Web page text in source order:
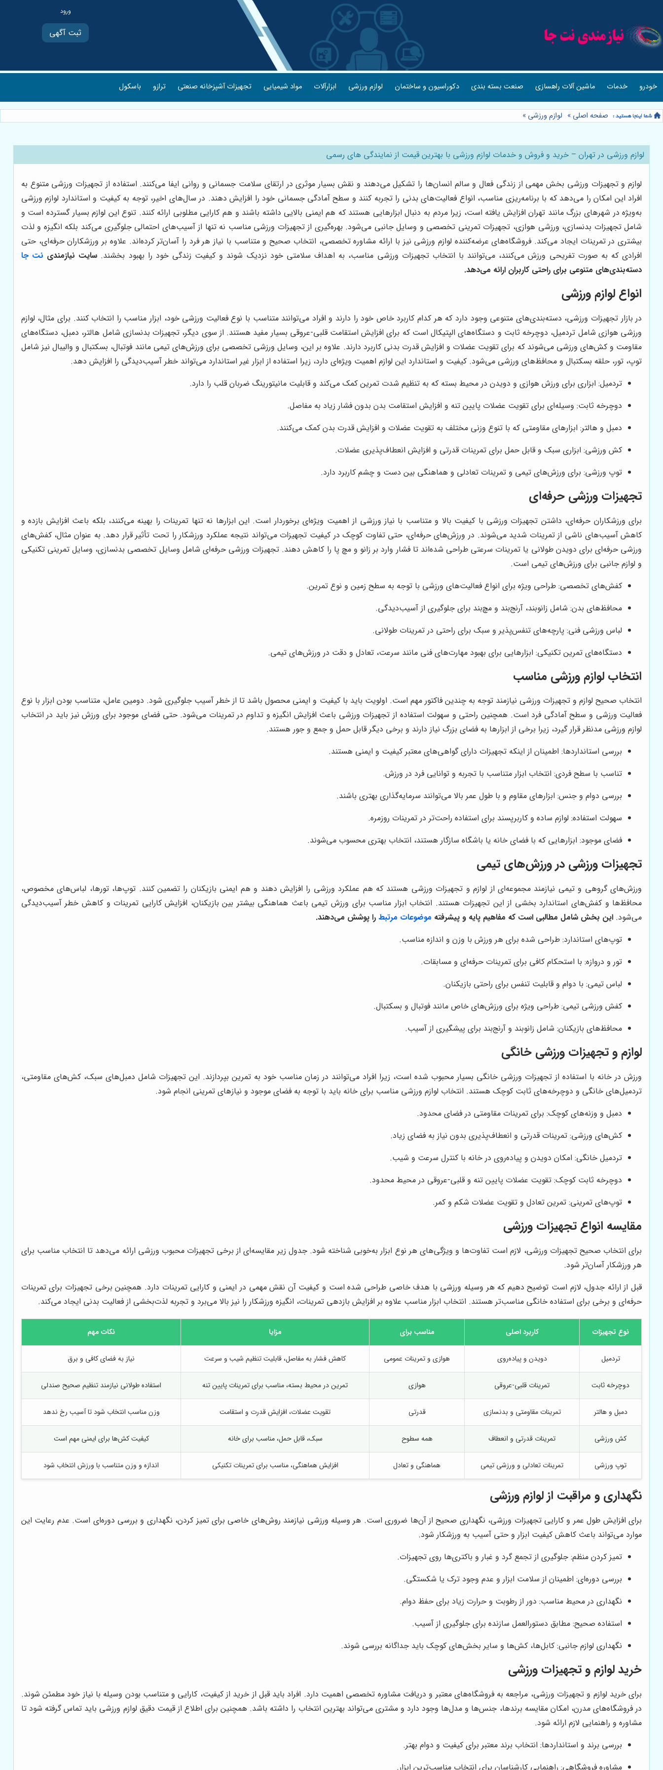
ثبت آگهی
خودرو خدمات ماشین آلات راهسازی صنعت بسته بندی دکوراسیون و ساختمان لوازم ورزشی ابزارآلات مواد شیمیایی تجهیزات آشپزخانه صنعتی ترازو باسکول
صفحه اصلی » لوازم ورزشی »
لوازم ورزشی در تهران – خرید و فروش و خدمات لوازم ورزشی با بهترین قیمت از نمایندگی های رسمی
لوازم و تجهیزات ورزشی بخش مهمی از زندگی فعال و سالم انسان‌ها را تشکیل می‌دهند و نقش بسیار موثری در ارتقای سلامت جسمانی و روانی ایفا می‌کنند. استفاده از تجهیزات ورزشی متنوع به
افراد این امکان را می‌دهد که با برنامه‌ریزی مناسب، انواع فعالیت‌های بدنی را تجربه کنند و سطح آمادگی جسمانی خود را افزایش دهند. در سال‌های اخیر، توجه به کیفیت و استاندارد لوازم ورزشی
به‌ویژه در شهرهای بزرگ مانند تهران افزایش یافته است، زیرا مردم به دنبال ابزارهایی هستند که هم ایمنی بالایی داشته باشند و هم کارایی مطلوبی ارائه کنند. تنوع این لوازم بسیار گسترده است و
شامل تجهیزات بدنسازی، ورزشی هوازی، تجهیزات تمرینی تخصصی و وسایل جانبی می‌شود. بهره‌گیری از تجهیزات ورزشی مناسب نه تنها از آسیب‌های احتمالی جلوگیری می‌کند بلکه انگیزه و لذت
بیشتری در تمرینات ایجاد می‌کند. فروشگاه‌های عرضه‌کننده لوازم ورزشی نیز با ارائه مشاوره تخصصی، انتخاب صحیح و متناسب با نیاز هر فرد را آسان‌تر کرده‌اند. علاوه بر ورزشکاران حرفه‌ای، حتی
افرادی که به صورت تفریحی ورزش می‌کنند، می‌توانند با انتخاب تجهیزات ورزشی مناسب، به اهداف سلامتی خود نزدیک شوند و کیفیت زندگی خود را بهبود بخشند. سایت نیازمندی نت جا
دسته‌بندی‌های متنوعی برای راحتی کاربران ارائه می‌دهد.
انواع لوازم ورزشی
در بازار تجهیزات ورزشی، دسته‌بندی‌های متنوعی وجود دارد که هر کدام کاربرد خاص خود را دارند و افراد می‌توانند متناسب با نوع فعالیت ورزشی خود، ابزار مناسب را انتخاب کنند. برای مثال، لوازم
ورزشی هوازی شامل تردمیل، دوچرخه ثابت و دستگاه‌های الپتیکال است که برای افزایش استقامت قلبی-عروقی بسیار مفید هستند. از سوی دیگر، تجهیزات بدنسازی شامل هالتر، دمبل، دستگاه‌های
مقاومت و کش‌های ورزشی می‌شوند که برای تقویت عضلات و افزایش قدرت بدنی کاربرد دارند. علاوه بر این، وسایل ورزشی تخصصی برای ورزش‌های تیمی مانند فوتبال، بسکتبال و والیبال نیز شامل
توپ، تور، حلقه بسکتبال و محافظ‌های ورزشی می‌شود. کیفیت و استاندارد این لوازم اهمیت ویژه‌ای دارد، زیرا استفاده از ابزار غیر استاندارد می‌تواند خطر آسیب‌دیدگی را افزایش دهد.
تردمیل: ابزاری برای ورزش هوازی و دویدن در محیط بسته که به تنظیم شدت تمرین کمک می‌کند و قابلیت مانیتورینگ ضربان قلب را دارد.
دوچرخه ثابت: وسیله‌ای برای تقویت عضلات پایین تنه و افزایش استقامت بدن بدون فشار زیاد به مفاصل.
دمبل و هالتر: ابزارهای مقاومتی که با تنوع وزنی مختلف به تقویت عضلات و افزایش قدرت بدن کمک می‌کنند.
کش ورزشی: ابزاری سبک و قابل حمل برای تمرینات قدرتی و افزایش انعطاف‌پذیری عضلات.
توپ ورزشی: برای ورزش‌های تیمی و تمرینات تعادلی و هماهنگی بین دست و چشم کاربرد دارد.
تجهیزات ورزشی حرفه‌ای
برای ورزشکاران حرفه‌ای، داشتن تجهیزات ورزشی با کیفیت بالا و متناسب با نیاز ورزشی از اهمیت ویژه‌ای برخوردار است. این ابزارها نه تنها تمرینات را بهینه می‌کنند، بلکه باعث افزایش بازده و
کاهش آسیب‌های ناشی از تمرینات شدید می‌شوند. در ورزش‌های حرفه‌ای، حتی تفاوت کوچک در کیفیت تجهیزات می‌تواند نتیجه عملکرد ورزشکار را تحت تأثیر قرار دهد. به عنوان مثال، کفش‌های
ورزشی حرفه‌ای برای دویدن طولانی یا تمرینات سرعتی طراحی شده‌اند تا فشار وارد بر زانو و مچ پا را کاهش دهند. تجهیزات ورزشی حرفه‌ای شامل وسایل تخصصی بدنسازی، وسایل تمرینی تکنیکی
و لوازم جانبی برای ورزش‌های تیمی است.
کفش‌های تخصصی: طراحی ویژه برای انواع فعالیت‌های ورزشی با توجه به سطح زمین و نوع تمرین.
محافظ‌های بدن: شامل زانو‌بند، آرنج‌بند و مچ‌بند برای جلوگیری از آسیب‌دیدگی.
لباس ورزشی فنی: پارچه‌های تنفس‌پذیر و سبک برای راحتی در تمرینات طولانی.
دستگاه‌های تمرین تکنیکی: ابزارهایی برای بهبود مهارت‌های فنی مانند سرعت، تعادل و دقت در ورزش‌های تیمی.
انتخاب لوازم ورزشی مناسب
انتخاب صحیح لوازم و تجهیزات ورزشی نیازمند توجه به چندین فاکتور مهم است. اولویت باید با کیفیت و ایمنی محصول باشد تا از خطر آسیب جلوگیری شود. دومین عامل، متناسب بودن ابزار با نوع
فعالیت ورزشی و سطح آمادگی فرد است. همچنین راحتی و سهولت استفاده از تجهیزات ورزشی باعث افزایش انگیزه و تداوم در تمرینات می‌شود. حتی فضای موجود برای ورزش نیز باید در انتخاب
لوازم ورزشی مدنظر قرار گیرد، زیرا برخی از ابزارها به فضای بزرگ نیاز دارند و برخی دیگر قابل حمل و جمع و جور هستند.
بررسی استانداردها: اطمینان از اینکه تجهیزات دارای گواهی‌های معتبر کیفیت و ایمنی هستند.
تناسب با سطح فردی: انتخاب ابزار متناسب با تجربه و توانایی فرد در ورزش.
بررسی دوام و جنس: ابزارهای مقاوم و با طول عمر بالا می‌توانند سرمایه‌گذاری بهتری باشند.
سهولت استفاده: لوازم ساده و کاربرپسند برای استفاده راحت‌تر در تمرینات روزمره.
فضای موجود: ابزارهایی که با فضای خانه یا باشگاه سازگار هستند، انتخاب بهتری محسوب می‌شوند.
تجهیزات ورزشی در ورزش‌های تیمی
ورزش‌های گروهی و تیمی نیازمند مجموعه‌ای از لوازم و تجهیزات ورزشی هستند که هم عملکرد ورزشی را افزایش دهند و هم ایمنی بازیکنان را تضمین کنند. توپ‌ها، تورها، لباس‌های مخصوص،
محافظ‌ها و کفش‌های استاندارد بخشی از این تجهیزات هستند. انتخاب ابزار مناسب برای ورزش تیمی باعث هماهنگی بیشتر بین بازیکنان، افزایش کارایی تمرینات و کاهش خطر آسیب‌دیدگی
می‌شود. این بخش شامل مطالبی است که مفاهیم پایه و پیشرفته موضوعات مرتبطرا پوشش می‌دهند.
توپ‌های استاندارد: طراحی شده برای هر ورزش با وزن و اندازه مناسب.
تور و دروازه: با استحکام کافی برای تمرینات حرفه‌ای و مسابقات.
لباس تیمی: با دوام و قابلیت تنفس برای راحتی بازیکنان.
کفش ورزشی تیمی: طراحی ویژه برای ورزش‌های خاص مانند فوتبال و بسکتبال.
محافظ‌های بازیکنان: شامل زانو‌بند و آرنج‌بند برای پیشگیری از آسیب.
لوازم و تجهیزات ورزشی خانگی
ورزش در خانه با استفاده از تجهیزات ورزشی خانگی بسیار محبوب شده است، زیرا افراد می‌توانند در زمان مناسب خود به تمرین بپردازند. این تجهیزات شامل دمبل‌های سبک، کش‌های مقاومتی،
تردمیل‌های خانگی و دوچرخه‌های ثابت کوچک هستند. انتخاب لوازم ورزشی مناسب برای خانه باید با توجه به فضای موجود و نیازهای تمرینی انجام شود.
دمبل و وزنه‌های کوچک: برای تمرینات مقاومتی در فضای محدود.
کش‌های ورزشی: تمرینات قدرتی و انعطاف‌پذیری بدون نیاز به فضای زیاد.
تردمیل خانگی: امکان دویدن و پیاده‌روی در خانه با کنترل سرعت و شیب.
دوچرخه ثابت کوچک: تقویت عضلات پایین تنه و قلبی-عروقی در محیط محدود.
توپ‌های تمرینی: تمرین تعادل و تقویت عضلات شکم و کمر.
مقایسه انواع تجهیزات ورزشی
برای انتخاب صحیح تجهیزات ورزشی، لازم است تفاوت‌ها و ویژگی‌های هر نوع ابزار به‌خوبی شناخته شود. جدول زیر مقایسه‌ای از برخی تجهیزات محبوب ورزشی ارائه می‌دهد تا انتخاب مناسب برای
هر ورزشکار آسان‌تر شود.
قبل از ارائه جدول، لازم است توضیح دهیم که هر وسیله ورزشی با هدف خاصی طراحی شده است و کیفیت آن نقش مهمی در ایمنی و کارایی تمرینات دارد. همچنین برخی تجهیزات برای تمرینات
حرفه‌ای و برخی برای استفاده خانگی مناسب‌تر هستند. انتخاب ابزار مناسب علاوه بر افزایش بازدهی تمرینات، انگیزه ورزشکار را نیز بالا می‌برد و تجربه لذت‌بخشی از فعالیت بدنی ایجاد می‌کند.
نوع تجهیزات کاربرد اصلی مناسب برای مزایا نکات مهم
تردمیل دویدن و پیاده‌روی هوازی و تمرینات عمومی کاهش فشار به مفاصل، قابلیت تنظیم شیب و سرعت نیاز به فضای کافی و برق
دوچرخه ثابت تمرینات قلبی-عروقی هوازی تمرین در محیط بسته، مناسب برای تمرینات پایین تنه استفاده طولانی نیازمند تنظیم صحیح صندلی
دمبل و هالتر تمرینات مقاومتی و بدنسازی قدرتی تقویت عضلات، افزایش قدرت و استقامت وزن مناسب انتخاب شود تا آسیب رخ ندهد
کش ورزشی تمرینات قدرتی و انعطاف همه سطوح سبک، قابل حمل، مناسب برای خانه کیفیت کش‌ها برای ایمنی مهم است
توپ ورزشی تمرینات تعادلی و ورزشی تیمی هماهنگی و تعادل افزایش هماهنگی، مناسب برای تمرینات تکنیکی اندازه و وزن متناسب با ورزش انتخاب شود
نگهداری و مراقبت از لوازم ورزشی
برای افزایش طول عمر و کارایی تجهیزات ورزشی، نگهداری صحیح از آن‌ها ضروری است. هر وسیله ورزشی نیازمند روش‌های خاصی برای تمیز کردن، نگهداری و بررسی دوره‌ای است. عدم رعایت این
موارد می‌تواند باعث کاهش کیفیت ابزار و حتی آسیب به ورزشکار شود.
تمیز کردن منظم: جلوگیری از تجمع گرد و غبار و باکتری‌ها روی تجهیزات.
بررسی دوره‌ای: اطمینان از سلامت ابزار و عدم وجود ترک یا شکستگی.
نگهداری در محیط مناسب: دور از رطوبت و حرارت زیاد برای حفظ دوام.
استفاده صحیح: مطابق دستورالعمل سازنده برای جلوگیری از آسیب.
نگهداری لوازم جانبی: کابل‌ها، کش‌ها و سایر بخش‌های کوچک باید جداگانه بررسی شوند.
خرید لوازم و تجهیزات ورزشی
برای خرید لوازم و تجهیزات ورزشی، مراجعه به فروشگاه‌های معتبر و دریافت مشاوره تخصصی اهمیت دارد. افراد باید قبل از خرید از کیفیت، کارایی و متناسب بودن وسیله با نیاز خود مطمئن شوند.
در فروشگاه‌های مدرن، امکان مقایسه برندها، جنس‌ها و مدل‌ها وجود دارد و مشتری می‌تواند بهترین انتخاب را داشته باشد. همچنین برای اطلاع از قیمت دقیق لوازم ورزشی باید تماس گرفته شود تا
مشاوره و راهنمایی لازم ارائه شود.
بررسی برند و استانداردها: انتخاب برند معتبر برای کیفیت و دوام بهتر.
مشاوره فروشگاهی: راهنمایی کارشناسان برای انتخاب مناسب‌ترین ابزار.